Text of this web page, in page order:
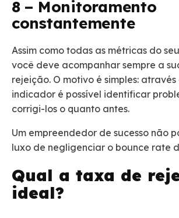
8 – Monitoramento
constantemente
Assim como todas as métricas do
você deve acompanhar sempre a
rejeição. O motivo é simples: através
indicador é possível identificar
corrigi-los o quanto antes.
Um empreendedor de sucesso não
luxo de negligenciar o bounce rate
Qual a taxa de
ideal?